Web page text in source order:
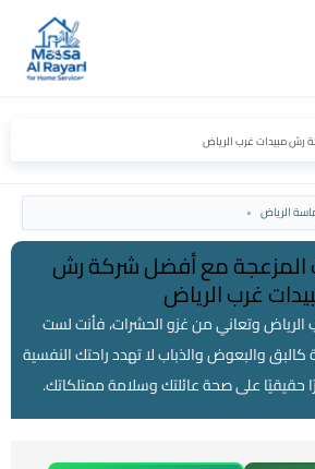
رش مبيدات غرب الرياض
الرياض
المزعجة مع أفضل شركة رش
غرب الرياض
وتعاني من غزو الحشرات، فأنت لست
والبعوض والذباب لا تهدد راحتك النفسية
على صحة عائلتك وسلامة ممتلكاتك.